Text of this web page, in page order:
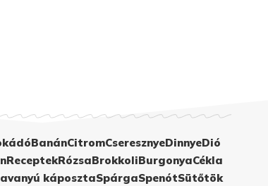
BanánCitromCseresznyeDinnyeDió
ReceptekRózsaBrokkoliBurgonyaCékla
káposztaSpárgaSpenótSütőtök